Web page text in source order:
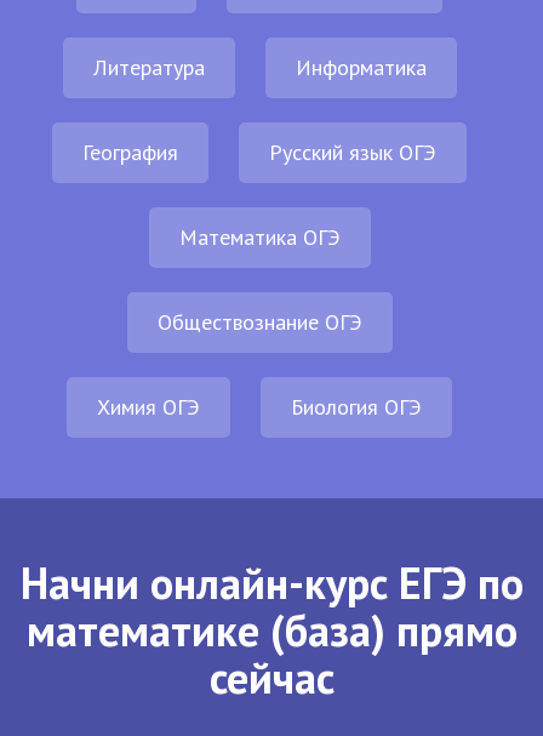
Литература Информатика
География Русский язык ОГЭ
Математика ОГЭ
Обществознание ОГЭ
Химия ОГЭ Биология ОГЭ
Начни онлайн-курс ЕГЭ по
математике (база) прямо
сейчас